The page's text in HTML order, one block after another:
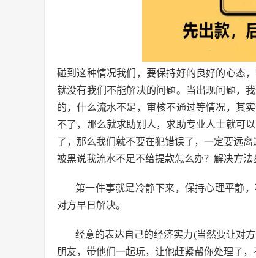
碰到这种情况我们，要保持好的良好的心态
就没有我们不能解决的问题。当出现问题，
的，什么流水不足，审核不通过等情况，其
不了，那么就求助别人，求助专业人士就可
了，那么我们就不要在犯错误了，一定要远
被黑说我流水不足不给提款怎么办？解决方法
第一件事就是冷静下来，保持心理平静
对方早日解决。
经意的表达自己的经济实力(当然要让对
朋友，带他们一起玩，让他赶紧帮你处理了，